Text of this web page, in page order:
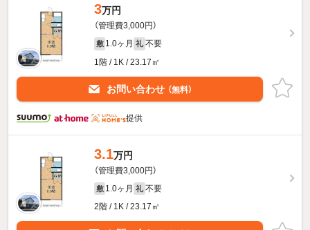
3万円
（管理費3,000円）
敷 1.0ヶ月 礼 不要
1階 / 1K / 23.17㎡
お問い合わせ （無料）
提供
3.1万円
（管理費3,000円）
敷 1.0ヶ月 礼 不要
2階 / 1K / 23.17㎡